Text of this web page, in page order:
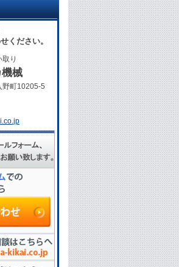
ください。
り
械
野町10205-5